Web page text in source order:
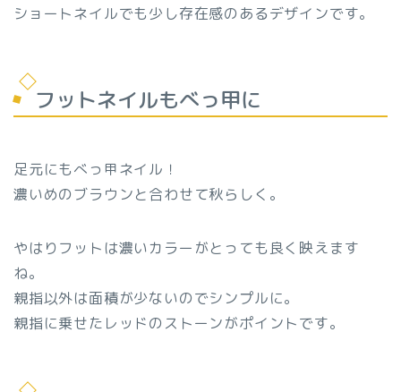
ショートネイルでも少し存在感のあるデザインです。
フットネイルもべっ甲に
足元にもべっ甲ネイル！
濃いめのブラウンと合わせて秋らしく。
やはりフットは濃いカラーがとっても良く映えます
ね。
親指以外は面積が少ないのでシンプルに。
親指に乗せたレッドのストーンがポイントです。